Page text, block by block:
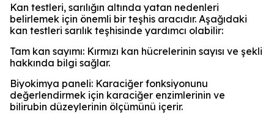
Kan testleri, sarılığın altında yatan nedenleri
belirlemek için önemli bir teşhis aracıdır. Aşağıdaki
kan testleri sarılık teşhisinde yardımcı olabilir:
Tam kan sayımı: Kırmızı kan hücrelerinin sayısı ve şekli
hakkında bilgi sağlar.
Biyokimya paneli: Karaciğer fonksiyonunu
değerlendirmek için karaciğer enzimlerinin ve
bilirubin düzeylerinin ölçümünü içerir.